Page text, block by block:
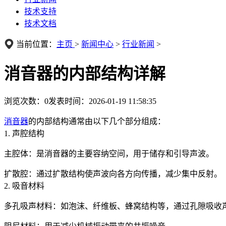
技术支持
技术文档
当前位置： 主页 > 新闻中心 > 行业新闻 >
消音器的内部结构详解
浏览次数： 0发表时间：2026-01-19 11:58:35
消音器的内部结构通常由以下几个部分组成：
1. 声腔结构
主腔体：是消音器的主要容纳空间，用于储存和引导声波。
扩散腔：通过扩散结构使声波向各方向传播，减少集中反射。
2. 吸音材料
多孔吸声材料：如泡沫、纤维板、蜂窝结构等，通过孔隙吸收